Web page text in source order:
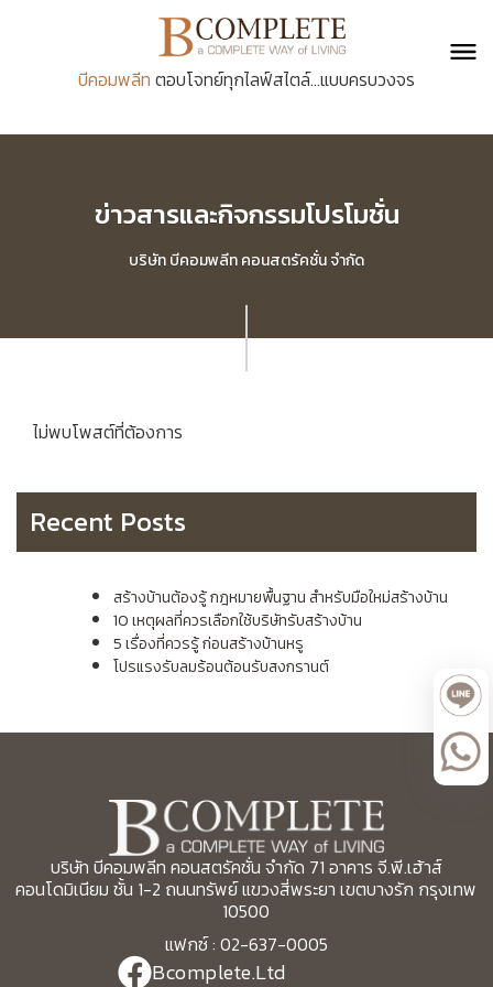
บีคอมพลีท ตอบโจทย์ทุกไลฟ์สไตล์...แบบครบวงจร
ข่าวสารและกิจกรรมโปรโมชั่น
บริษัท บีคอมพลีท คอนสตรัคชั่น จำกัด
ไม่พบโพสต์ที่ต้องการ
Recent Posts
สร้างบ้านต้องรู้ กฎหมายพื้นฐาน สำหรับมือใหม่สร้างบ้าน
10 เหตุผลที่ควรเลือกใช้บริษัทรับสร้างบ้าน
5 เรื่องที่ควรรู้ ก่อนสร้างบ้านหรู
โปรแรงรับลมร้อนต้อนรับสงกรานต์
บริษัท บีคอมพลีท คอนสตรัคชั่น จำกัด 71 อาคาร จี.พี.เฮ้าส์
คอนโดมิเนียม ชั้น 1-2 ถนนทรัพย์ แขวงสี่พระยา เขตบางรัก กรุงเทพ
10500
แฟกซ์ : 02-637-0005
Bcomplete.Ltd